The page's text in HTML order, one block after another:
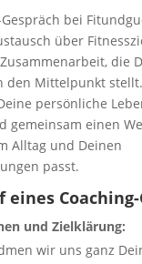
Gespräch bei
über
die
den Mittelpunkt
persönliche
gemeinsam einen
Alltag und Deinen
passt.
eines
und Zielklärung:
wir uns ganz